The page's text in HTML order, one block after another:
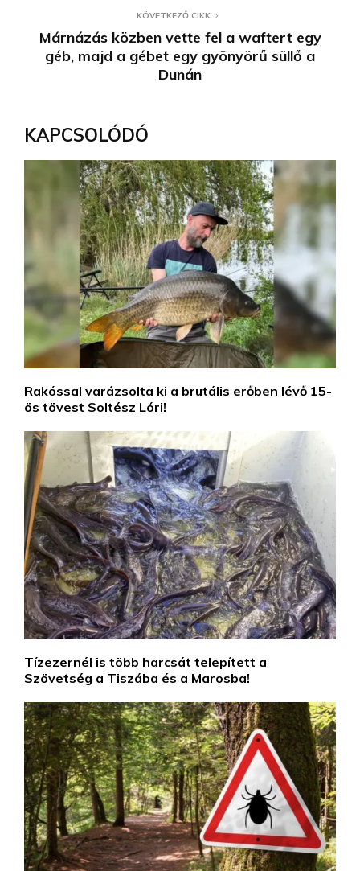
KÖVETKEZŐ CIKK
Márnázás közben vette fel a waftert egy
géb, majd a gébet egy gyönyörű süllő a
Dunán
KAPCSOLÓDÓ
Rakóssal varázsolta ki a brutális erőben lévő 15-
ös tövest Soltész Lóri!
Tízezernél is több harcsát telepített a
Szövetség a Tiszába és a Marosba!